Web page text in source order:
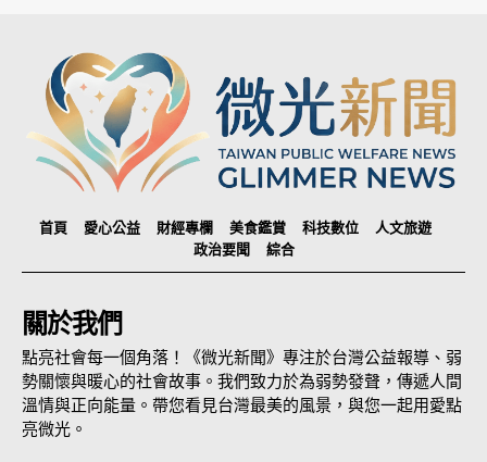
首頁 愛心公益 財經專欄 美食鑑賞 科技數位
人文旅遊
政治要聞
綜合
關於我們
點亮社會每一個角落！《微光新聞》專注於台灣公益報導、弱
勢關懷與暖心的社會故事。我們致力於為弱勢發聲，傳遞人間
溫情與正向能量。帶您看見台灣最美的風景，與您一起用愛點
亮微光。